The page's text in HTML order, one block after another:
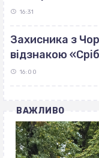
16:31
Захисника з
відзнакою
16:00
ВАЖЛИВО